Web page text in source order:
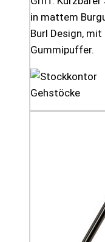
in mattem
Burl Design, mit
Gummipuffer.